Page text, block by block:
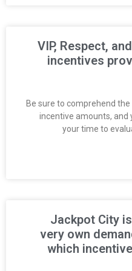
VIP, Respect,
incentives
Be sure to comprehend
incentive amounts, and
your time to
Jackpot City
very own
which